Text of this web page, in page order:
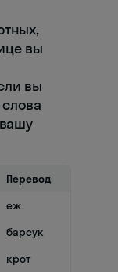
вы
вы
Перевод
еж
барсук
крот